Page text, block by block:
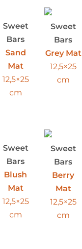
Sweet
Bars
Sand
Mat
12,5×25
cm
Sweet
Bars
Grey Mat
12,5×25
cm
Sweet
Bars
Blush
Mat
12,5×25
cm
Sweet
Bars
Berry
Mat
12,5×25
cm